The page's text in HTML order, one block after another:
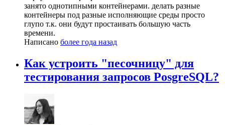
занято однотипными контейнерами. делать разные
контейнеры под разные исполняющие среды просто
глупо т.к. они будут простаивать большую часть
времени.
Написано более года назад
Как устроить "песочницу" для
тестирования запросов PosgreSQL?